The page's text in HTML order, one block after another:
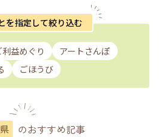
を指定して絞り込む
利益めぐり
アートさんぽ
ごほうび
のおすすめ記事